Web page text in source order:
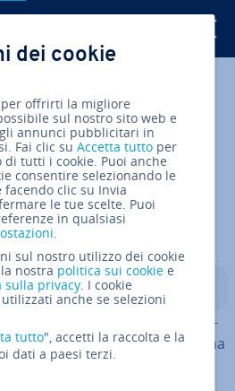
gli
Twitter
via LinkedIN
come fonte
su Google
vengono uti­liz­za­ti per or­
essere rap­pre­sen­ta­ti in forma
e nello specifico
2D offrono una struttura
dei cookie
offrirti la migliore
sul nostro sito web e
annunci pubblicitari in
Fai clic suAccetta tutto per
tutti i cookie. Puoi anche
consentire selezionando le
clic su Invia
le tue scelte. Puoi
in qualsiasi
.
sul nostro utilizzo dei cookie
nostra politica sui cookie e
sulla privacy. I cookie
anche se selezioni
tutto", accetti la raccolta e la
dati a paesi terzi.